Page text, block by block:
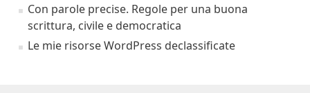
Con parole precise. Regole per una buona
scrittura, civile e democratica
Le mie risorse WordPress declassificate